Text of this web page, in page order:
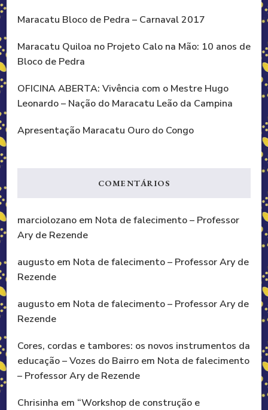
Maracatu Bloco de Pedra – Carnaval 2017
Maracatu Quiloa no Projeto Calo na Mão: 10 anos de
Bloco de Pedra
OFICINA ABERTA: Vivência com o Mestre Hugo
Leonardo – Nação do Maracatu Leão da Campina
Apresentação Maracatu Ouro do Congo
COMENTÁRIOS
marciolozano em Nota de falecimento – Professor
Ary de Rezende
augusto em Nota de falecimento – Professor Ary de
Rezende
augusto em Nota de falecimento – Professor Ary de
Rezende
Cores, cordas e tambores: os novos instrumentos da
educação – Vozes do Bairro em Nota de falecimento
– Professor Ary de Rezende
Chrisinha em “Workshop de construção e